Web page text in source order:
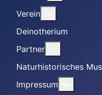
Verein
Deinotherium
Partner
Naturhistorisches
Impressum